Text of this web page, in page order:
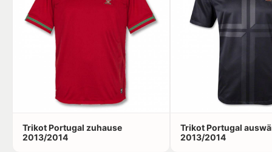
Trikot Portugal zuhause
2013/2014
Trikot Portugal
2013/2014